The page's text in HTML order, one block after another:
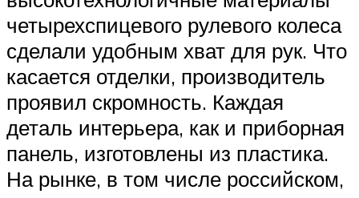
четырехспицевого рулевого колеса
сделали удобным хват для рук. Что
касается отделки, производитель
проявил скромность. Каждая
деталь интерьера, как и приборная
панель, изготовлены из пластика.
На рынке, в том числе российском,